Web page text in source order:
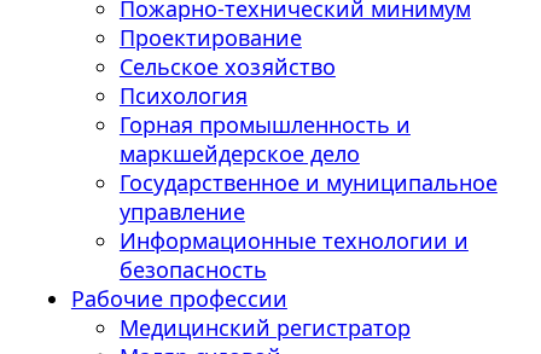
Пожарно-технический минимум
Проектирование
Сельское хозяйство
Психология
Горная промышленность и
маркшейдерское дело
Государственное и муниципальное
управление
Информационные технологии и
безопасность
Рабочие профессии
Медицинский регистратор